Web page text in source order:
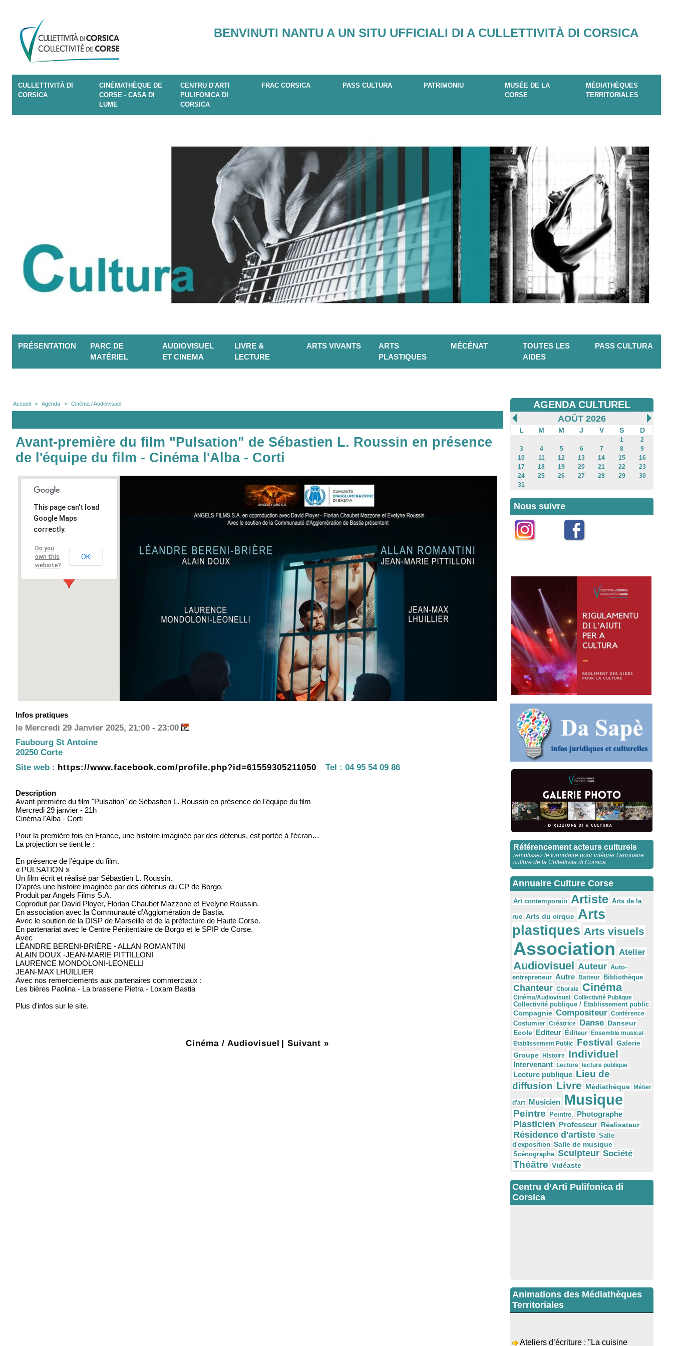
BENVINUTI NANTU A UN SITU UFFICIALI DI A CULLETTIVITÀ DI CORSICA
CULLETTIVITÀ DI
CORSICA
CINÉMATHÈQUE DE
CORSE - CASA DI
LUME
CENTRU D'ARTI
PULIFONICA DI
CORSICA
FRAC CORSICA PASS CULTURA PATRIMONIU
MUSÉE DE LA
CORSE
MÉDIATHÈQUES
TERRITORIALES
PRÉSENTATION
PARC DE
MATÉRIEL
AUDIOVISUEL
ET CINEMA
LIVRE &
LECTURE
ARTS VIVANTS
ARTS
PLASTIQUES
MÉCÉNAT
TOUTES LES
AIDES
PASS CULTURA
Accueil > Agenda > Cinéma / Audiovisuel
Avant-première du film "Pulsation" de Sébastien L. Roussin en présence
de l'équipe du film - Cinéma l'Alba - Corti
This page can't load
Google Maps
correctly.
Do you
own this
website?
OK
Infos pratiques
le Mercredi 29 Janvier 2025, 21:00 - 23:00
Faubourg St Antoine
20250 Corte
Site web : https://www.facebook.com/profile.php?id=61559305211050 Tel : 04 95 54 09 86
Description
Avant-première du film "Pulsation" de Sébastien L. Roussin en présence de l'équipe du film
Mercredi 29 janvier - 21h
Cinéma l'Alba - Corti
Pour la première fois en France, une histoire imaginée par des détenus, est portée à l’écran…
La projection se tient le :
En présence de l’équipe du film.
« PULSATION »
Un film écrit et réalisé par Sébastien L. Roussin.
D’après une histoire imaginée par des détenus du CP de Borgo.
Produit par Angels Films S.A.
Coproduit par David Ployer, Florian Chaubet Mazzone et Evelyne Roussin.
En association avec la Communauté d’Agglomération de Bastia.
Avec le soutien de la DISP de Marseille et de la préfecture de Haute Corse.
En partenariat avec le Centre Pénitentiaire de Borgo et le SPIP de Corse.
Avec
LÉANDRE BERENI-BRIÈRE - ALLAN ROMANTINI
ALAIN DOUX -JEAN-MARIE PITTILLONI
LAURENCE MONDOLONI-LEONELLI
JEAN-MAX LHUILLIER
Avec nos remerciements aux partenaires commerciaux :
Les bières Paolina - La brasserie Pietra - Loxam Bastia
Plus d'infos sur le site.
Cinéma / Audiovisuel | Suivant »
AGENDA CULTUREL
AOÛT 2026
L M M J V S D
1
2
3
4 5 6 7 8
9
10
11 12 13 14 15
16
17
18 19 20 21 22
23
24
25 26 27 28 29
30
31
Nous suivre
Référencement acteurs culturels
remplissez le formulaire pour intégrer l’annuaire
culture de la Cullettivita di Corsica
Annuaire Culture Corse
Art contemporain Artiste Arts de la
rue Arts du cirque Arts
plastiques Arts visuels
Association Atelier
Audiovisuel Auteur Auto-
entrepreneur Autre Batteur Bibliothèque
Chanteur Chorale Cinéma
Cinéma/Audiovisuel
Collectivité Publique
Collectivité publique / Etablissement public
Compagnie Compositeur Conférence
Costumier Créatrice Danse Danseur
Ecole Editeur Éditeur
Ensemble musical
Etablissement Public Festival Galerie
Groupe
Histoire Individuel
Intervenant Lecture lecture publique
Lecture publique Lieu de
diffusion Livre Médiathèque Métier
d'art Musicien Musique
Peintre Peintre. Photographe
Plasticien Professeur Réalisateur
Résidence d'artiste Salle
d'exposition Salle de musique
Scénographe Sculpteur Société
Théâtre Vidéaste
Centru d’Arti Pulifonica di
Corsica
Animations des Médiathèques
Territoriales
retrouvée" animés par Dominique